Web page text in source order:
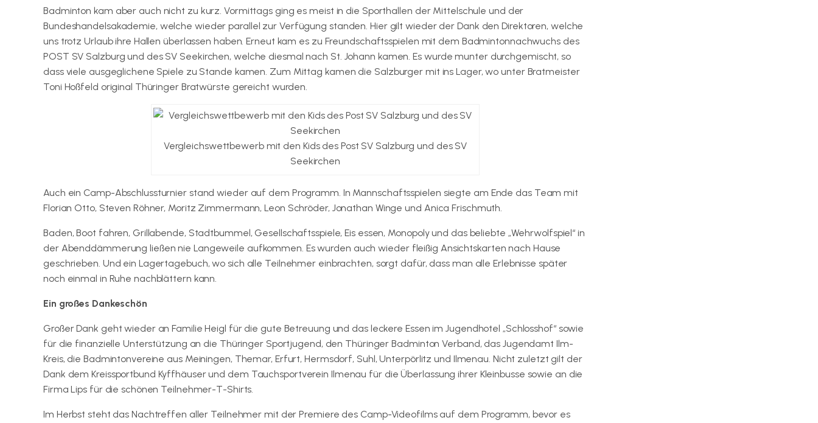
Badminton kam aber auch nicht zu kurz. Vormittags ging es meist in die Sporthallen der Mittelschule und der
Bundeshandelsakademie, welche wieder parallel zur Verfügung standen. Hier gilt wieder der Dank den Direktoren, welche
uns trotz Urlaub ihre Hallen überlassen haben. Erneut kam es zu Freundschaftsspielen mit dem Badmintonnachwuchs des
POST SV Salzburg und des SV Seekirchen, welche diesmal nach St. Johann kamen. Es wurde munter durchgemischt, so
dass viele ausgeglichene Spiele zu Stande kamen. Zum Mittag kamen die Salzburger mit ins Lager, wo unter Bratmeister
Toni Hoßfeld original Thüringer Bratwürste gereicht wurden.
Vergleichswettbewerb mit den Kids des Post SV Salzburg und des SV
Seekirchen
Auch ein Camp-Abschlussturnier stand wieder auf dem Programm. In Mannschaftsspielen siegte am Ende das Team mit
Florian Otto, Steven Röhner, Moritz Zimmermann, Leon Schröder, Jonathan Winge und Anica Frischmuth.
Baden, Boot fahren, Grillabende, Stadtbummel, Gesellschaftsspiele, Eis essen, Monopoly und das beliebte „Wehrwolfspiel“ in
der Abenddämmerung ließen nie Langeweile aufkommen. Es wurden auch wieder fleißig Ansichtskarten nach Hause
geschrieben. Und ein Lagertagebuch, wo sich alle Teilnehmer einbrachten, sorgt dafür, dass man alle Erlebnisse später
noch einmal in Ruhe nachblättern kann.
Ein großes Dankeschön
Großer Dank geht wieder an Familie Heigl für die gute Betreuung und das leckere Essen im Jugendhotel „Schlosshof“ sowie
für die finanzielle Unterstützung an die Thüringer Sportjugend, den Thüringer Badminton Verband, das Jugendamt Ilm-
Kreis, die Badmintonvereine aus Meiningen, Themar, Erfurt, Hermsdorf, Suhl, Unterpörlitz und Ilmenau. Nicht zuletzt gilt der
Dank dem Kreissportbund Kyffhäuser und dem Tauchsportverein Ilmenau für die Überlassung ihrer Kleinbusse sowie an die
Firma Lips für die schönen Teilnehmer-T-Shirts.
Im Herbst steht das Nachtreffen aller Teilnehmer mit der Premiere des Camp-Videofilms auf dem Programm, bevor es